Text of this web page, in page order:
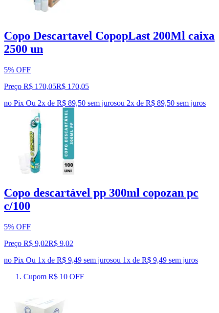
Copo Descartavel CopopLast 200Ml caixa
2500 un
5% OFF
Preço R$ 170,05R$ 170,05
no Pix Ou 2x de R$ 89,50 sem jurosou 2x de R$ 89,50 sem juros
Copo descartável pp 300ml copozan pc
c/100
5% OFF
Preço R$ 9,02R$ 9,02
no Pix Ou 1x de R$ 9,49 sem jurosou 1x de R$ 9,49 sem juros
Cupom R$ 10 OFF